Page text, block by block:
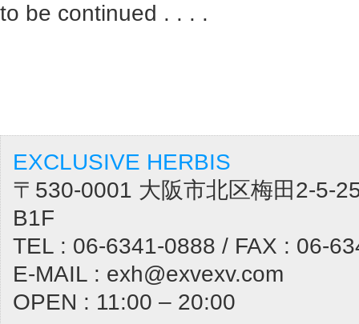
to be continued . . . .
EXCLUSIVE HERBIS
〒530-0001 大阪市北区梅田2-5-
B1F
TEL : 06-6341-0888 / FAX : 06-
E-MAIL : exh@exvexv.com
OPEN : 11:00 – 20:00